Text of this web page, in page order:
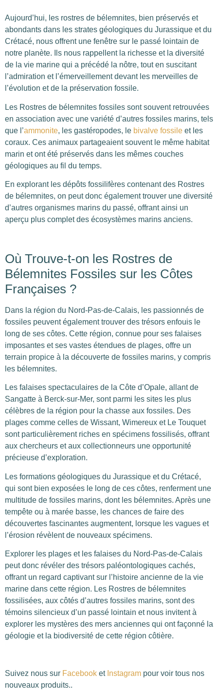
Aujourd’hui, les rostres de bélemnites, bien préservés et
abondants dans les strates géologiques du Jurassique et du
Crétacé, nous offrent une fenêtre sur le passé lointain de
notre planète. Ils nous rappellent la richesse et la diversité
de la vie marine qui a précédé la nôtre, tout en suscitant
l’admiration et l’émerveillement devant les merveilles de
l’évolution et de la préservation fossile.
Les Rostres de bélemnites fossiles sont souvent retrouvées
en association avec une variété d’autres fossiles marins, tels
que l’ammonite, les gastéropodes, le bivalve fossile et les
coraux. Ces animaux partageaient souvent le même habitat
marin et ont été préservés dans les mêmes couches
géologiques au fil du temps.
En explorant les dépôts fossilifères contenant des Rostres
de bélemnites, on peut donc également trouver une diversité
d’autres organismes marins du passé, offrant ainsi un
aperçu plus complet des écosystèmes marins anciens.
Où Trouve-t-on les Rostres de
Bélemnites Fossiles sur les Côtes
Françaises ?
Dans la région du Nord-Pas-de-Calais, les passionnés de
fossiles peuvent également trouver des trésors enfouis le
long de ses côtes. Cette région, connue pour ses falaises
imposantes et ses vastes étendues de plages, offre un
terrain propice à la découverte de fossiles marins, y compris
les bélemnites.
Les falaises spectaculaires de la Côte d’Opale, allant de
Sangatte à Berck-sur-Mer, sont parmi les sites les plus
célèbres de la région pour la chasse aux fossiles. Des
plages comme celles de Wissant, Wimereux et Le Touquet
sont particulièrement riches en spécimens fossilisés, offrant
aux chercheurs et aux collectionneurs une opportunité
précieuse d’exploration.
Les formations géologiques du Jurassique et du Crétacé,
qui sont bien exposées le long de ces côtes, renferment une
multitude de fossiles marins, dont les bélemnites. Après une
tempête ou à marée basse, les chances de faire des
découvertes fascinantes augmentent, lorsque les vagues et
l’érosion révèlent de nouveaux spécimens.
Explorer les plages et les falaises du Nord-Pas-de-Calais
peut donc révéler des trésors paléontologiques cachés,
offrant un regard captivant sur l’histoire ancienne de la vie
marine dans cette région. Les Rostres de bélemnites
fossilisées, aux côtés d’autres fossiles marins, sont des
témoins silencieux d’un passé lointain et nous invitent à
explorer les mystères des mers anciennes qui ont façonné la
géologie et la biodiversité de cette région côtière.
Suivez nous sur Facebook et Instagram pour voir tous nos
nouveaux produits..